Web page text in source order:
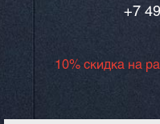
+7
10% скидка на